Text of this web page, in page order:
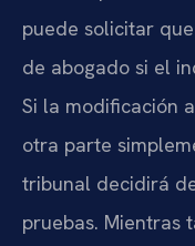
puede solicitar
de abogado si el
Si la modificación
otra parte
tribunal decidirá
pruebas. Mientras